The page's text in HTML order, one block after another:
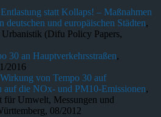
statt Kollaps! – Maßnahmen
deutschen und europäischen Städten,
Urbanistik (Difu Policy Papers,
30 an Hauptverkehrsstraßen,
2016
von Tempo 30 auf
auf die NOx- und PM10-Emissionen,
für Umwelt, Messungen und
08/2012